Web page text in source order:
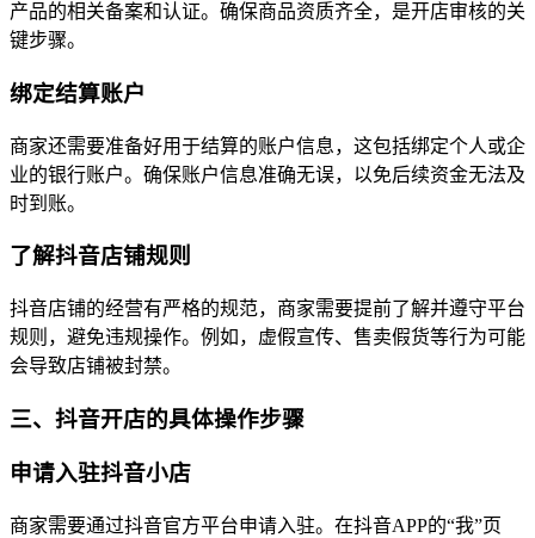
产品的相关备案和认证。确保商品资质齐全，是开店审核的关
键步骤。
绑定结算账户
商家还需要准备好用于结算的账户信息，这包括绑定个人或企
业的银行账户。确保账户信息准确无误，以免后续资金无法及
时到账。
了解抖音店铺规则
抖音店铺的经营有严格的规范，商家需要提前了解并遵守平台
规则，避免违规操作。例如，虚假宣传、售卖假货等行为可能
会导致店铺被封禁。
三、抖音开店的具体操作步骤
申请入驻抖音小店
商家需要通过抖音官方平台申请入驻。在抖音APP的“我”页